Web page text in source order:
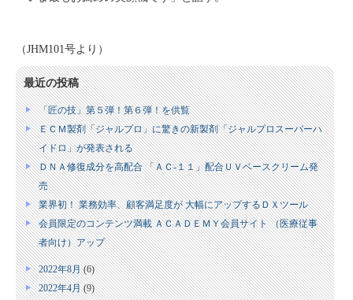
（JHM101号より）
最近の投稿
「匠の技」第５弾！第６弾！を供覧
ＥＣＭ製剤「ジャルプロ」に驚きの新製剤「ジャルプロスーパーハ
イドロ」が発表される
ＤＮＡ修復成分を高配合 「ＡＣ‐１１」配合ＵＶベースクリーム発
売
業界初！ 業務効率、顧客満足度が 大幅にアップするＤＸツール
会員限定のコンテンツ満載 ＡＣＡＤＥＭＹ会員サイト （医療従事
者向け）アップ
2022年8月(6)
2022年4月(9)